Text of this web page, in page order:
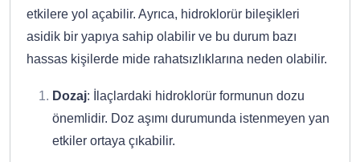
etkilere yol açabilir. Ayrıca, hidroklorür bileşikleri
asidik bir yapıya sahip olabilir ve bu durum bazı
hassas kişilerde mide rahatsızlıklarına neden olabilir.
Dozaj: İlaçlardaki hidroklorür formunun dozu
önemlidir. Doz aşımı durumunda istenmeyen yan
etkiler ortaya çıkabilir.